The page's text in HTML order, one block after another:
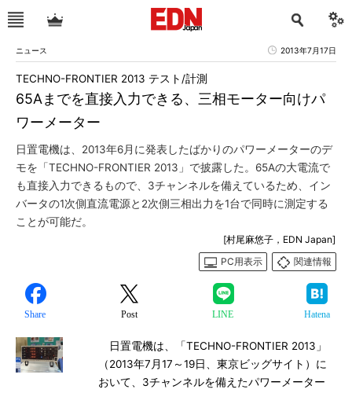
ニュース 2013年7月17日
65Aまでを直接入力できる、三相モーター向けパ
ワーメーター
TECHNO-FRONTIER 2013 テスト/計測
日置電機は、2013年6月に発表したばかりのパワーメーターのデ
モを「TECHNO-FRONTIER 2013」で披露した。65Aの大電流で
も直接入力できるもので、3チャンネルを備えているため、イン
バータの1次側直流電源と2次側三相出力を1台で同時に測定する
ことが可能だ。
[村尾麻悠子，EDN Japan]
PC用表示
関連情報
Share Post LINE Hatena
日置電機は、「TECHNO-FRONTIER 2013」
（2013年7月17～19日、東京ビッグサイト）に
おいて、3チャンネルを備えたパワーメーター